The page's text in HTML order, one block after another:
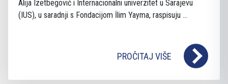
Alija Izetbegović i Internacionalni univerzitet u Sarajevu
(IUS), u saradnji s Fondacijom İlim Yayma, raspisuju ...
PROČITAJ VIŠE